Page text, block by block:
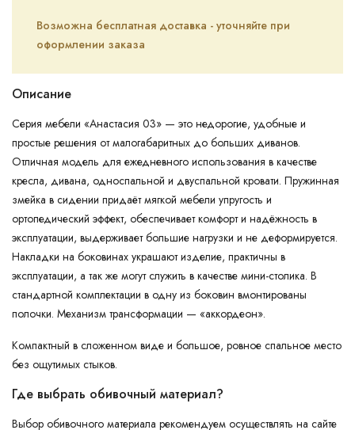
Возможна бесплатная доставка - уточняйте при
оформлении заказа
Описание
Серия мебели «Анастасия 03» — это недорогие, удобные и
простые решения от малогабаритных до больших диванов.
Отличная модель для ежедневного использования в качестве
кресла, дивана, односпальной и двуспальной кровати. Пружинная
змейка в сидении придаёт мягкой мебели упругость и
ортопедический эффект, обеспечивает комфорт и надёжность в
эксплуатации, выдерживает большие нагрузки и не деформируется.
Накладки на боковинах украшают изделие, практичны в
эксплуатации, а так же могут служить в качестве мини-столика. В
стандартной комплектации в одну из боковин вмонтированы
полочки. Механизм трансформации — «аккордеон».
Компактный в сложенном виде и большое, ровное спальное место
без ощутимых стыков.
Где выбрать обивочный материал?
Выбор обивочного материала рекомендуем осуществлять на сайте